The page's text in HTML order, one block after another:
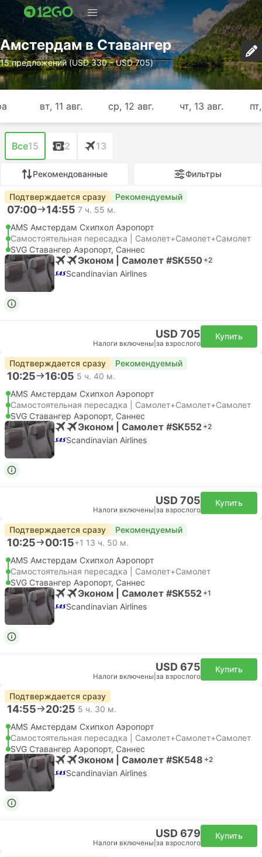
Амстердам в Ставангер
15 предложений (USD 330 – USD 705)
вт, 11 авг. ср, 12 авг. чт, 13 авг.
Все15 2 13
Рекомендованные Фильтры
Подтверждается сразу Рекомендуемый
07:00 14:55 7 ч. 55 м.
AMS Амстердам Cхипхол Аэропорт
Самостоятельная пересадка | Самолет+Самолет+Самолет
SVG Ставангер Аэропорт, Саннес
Эконом | Самолет #SK550 +2
Scandinavian Airlines
USD 705
Налоги включены за взрослого
Купить
Подтверждается сразу Рекомендуемый
10:25 16:05 5 ч. 40 м.
AMS Амстердам Cхипхол Аэропорт
Самостоятельная пересадка | Самолет+Самолет+Самолет
SVG Ставангер Аэропорт, Саннес
Эконом | Самолет #SK552 +2
Scandinavian Airlines
USD 705
Налоги включены за взрослого
Купить
Подтверждается сразу Рекомендуемый
10:25 00:15+1 13 ч. 50 м.
AMS Амстердам Cхипхол Аэропорт
Самостоятельная пересадка | Самолет+Самолет
SVG Ставангер Аэропорт, Саннес
Эконом | Самолет #SK552 +1
Scandinavian Airlines
USD 675
Налоги включены за взрослого
Купить
Подтверждается сразу
14:55 20:25 5 ч. 30 м.
AMS Амстердам Cхипхол Аэропорт
Самостоятельная пересадка | Самолет+Самолет+Самолет
SVG Ставангер Аэропорт, Саннес
Эконом | Самолет #SK548 +2
Scandinavian Airlines
USD 679
Налоги включены за взрослого
Купить